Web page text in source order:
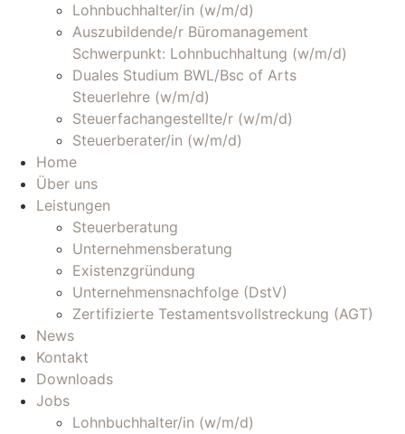
Lohnbuchhalter/in (w/m/d)
Auszubildende/r Büromanagement
Schwerpunkt: Lohnbuchhaltung (w/m/d)
Duales Studium BWL/Bsc of Arts
Steuerlehre (w/m/d)
Steuerfachangestellte/r (w/m/d)
Steuerberater/in (w/m/d)
Home
Über uns
Leistungen
Steuerberatung
Unternehmensberatung
Existenzgründung
Unternehmensnachfolge (DstV)
Zertifizierte Testamentsvollstreckung (AGT)
News
Kontakt
Downloads
Jobs
Lohnbuchhalter/in (w/m/d)